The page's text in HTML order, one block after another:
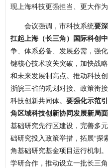
现上海科技更强担当、更大作为
会议强调，市科技系统要
扛起上海（长三角）国际科创中
争、体系必备、发展必需，强
键核心技术攻关突破，加快战
和未来发展制高点。推动科技
浙皖三省的规划对接、政策衔
科技创新共同体。 要强化示范
角区域科技创新协同发展新局面
基础研究先行区建设，完善多
础研究投入政策举措，拓展“探
角基础研究基金项目运行机制
学研合作，推动设立一批长三